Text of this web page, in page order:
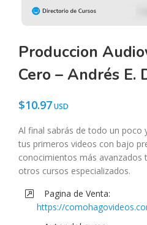
Produccion
Cero – Andrés E.
$10.97
Al final sabrás de todo un poco
tus primeros videos con bajo
conocimientos más avanzados
otros cursos especializados.
Pagina de Venta:
https://